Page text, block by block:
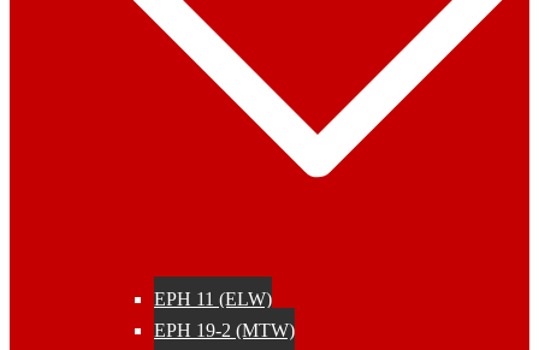
EPH 11 (ELW)
EPH 19-2 (MTW)